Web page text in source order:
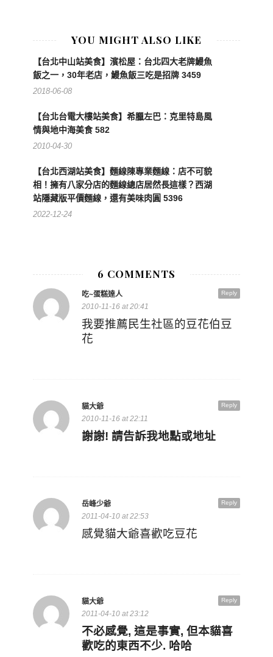
YOU MIGHT ALSO LIKE
【台北中山站美食】濱松屋：台北四大老牌鰻魚
飯之一，30年老店，鰻魚飯三吃是招牌 3459
2018-06-08
【台北台電大樓站美食】希臘左巴：克里特島風
情與地中海美食 582
2010-04-30
【台北西湖站美食】麵線陳專業麵線：店不可貌
相！擁有八家分店的麵線總店居然長這樣？西湖
站隱藏版平價麵線，還有美味肉圓 5396
2022-12-24
6 COMMENTS
Reply
吃~蛋糕達人
2010-11-16 at 20:41
我要推薦民生社區的豆花伯豆
花
Reply
貓大爺
2010-11-16 at 22:11
謝謝! 請告訴我地點或地址
Reply
岳峰少爺
2011-04-10 at 22:53
感覺貓大爺喜歡吃豆花
Reply
貓大爺
2011-04-10 at 23:12
不必感覺, 這是事實, 但本貓喜
歡吃的東西不少. 哈哈